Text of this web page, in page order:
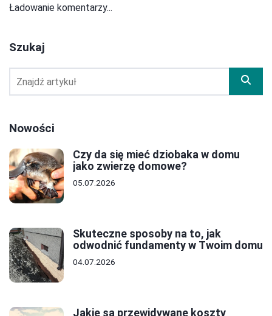
Ładowanie komentarzy...
Szukaj
Nowości
Czy da się mieć dziobaka w domu
jako zwierzę domowe?
05.07.2026
Skuteczne sposoby na to, jak
odwodnić fundamenty w Twoim domu
04.07.2026
Jakie są przewidywane koszty